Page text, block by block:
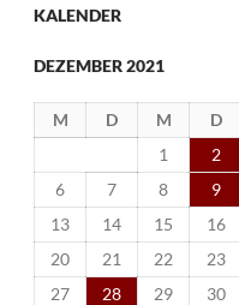
KALENDER
DEZEMBER 2021
M D M D
1
2
6
7 8 9
13
14 15 16
20
21 22 23
27
28 29 30